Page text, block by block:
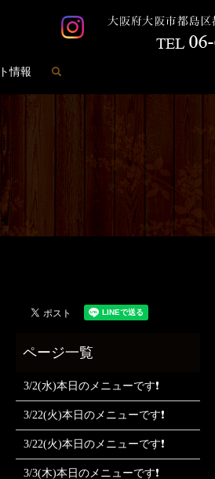
情報
3/2(水)本日のメニューです❗
3/22(火)本日のメニューです❗
3/22(火)本日のメニューです❗
3/3(木)本日のメニューです❗